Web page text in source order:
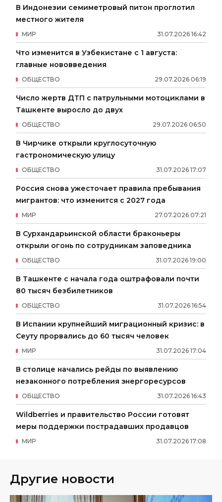
В Индонезии семиметровый питон проглотил
местного жителя
31.07.2026 16:42
МИР
Что изменится в Узбекистане с 1 августа:
главные нововведения
29.07.2026 06:19
ОБЩЕСТВО
Число жертв ДТП с патрульными мотоциклами в
Ташкенте выросло до двух
29.07.2026 06:50
ОБЩЕСТВО
В Чирчике открыли круглосуточную
гастрономическую улицу
31.07.2026 17:07
ОБЩЕСТВО
Россия снова ужесточает правила пребывания
мигрантов: что изменится с 2027 года
27.07.2026 07:21
МИР
В Сурхандарьинской области браконьеры
открыли огонь по сотрудникам заповедника
31.07.2026 19:00
ОБЩЕСТВО
В Ташкенте с начала года оштрафовали почти
80 тысяч безбилетников
31.07.2026 16:54
ОБЩЕСТВО
В Испании крупнейший миграционный кризис: в
Сеуту прорвались до 60 тысяч человек
31.07.2026 17:04
МИР
В столице начались рейды по выявлению
незаконного потребления энергоресурсов
31.07.2026 16:43
ОБЩЕСТВО
Wildberries и правительство России готовят
меры поддержки пострадавших продавцов
31.07.2026 17:08
МИР
Другие новости